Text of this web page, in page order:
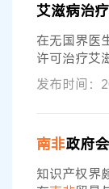
10月称最终
这一最后期
上表示该
艾滋病治
在无国界医
许可治疗艾
持续缺货这
经采取措施
生组织称，
卫生人员已
因为诊所缺
发布时间：
南非政府会
知识产权界